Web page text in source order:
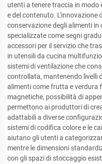
utenti a tenere traccia in modo
e del contenuto. L'innovazione
conservazione degli alimenti
specializzate come segni
accessori per il servizio che
in utensili da cucina
sistemi di ventilazione che
controllata, mantenendo livelli
alimenti come frutta e verdura
magnetiche, possibilità di
permettono ai produttori di
adattabili a diverse
sistemi di codifica colore e le
aiutano gli utenti a
mentre le dimensioni
con gli spazi di stoccaggio